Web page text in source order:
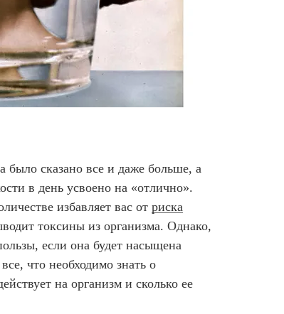
было сказано все и даже больше, а
в день усвоено на «отлично».
избавляет вас от риска
токсины из организма. Однако,
если она будет насыщена
что необходимо знать о
на организм и сколько ее